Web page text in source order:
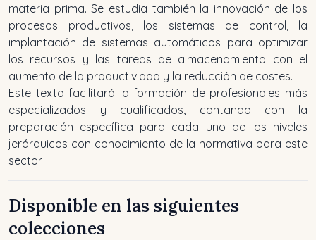
materia prima. Se estudia también la innovación de los
procesos productivos, los sistemas de control, la
implantación de sistemas automáticos para optimizar
los recursos y las tareas de almacenamiento con el
aumento de la productividad y la reducción de costes.
Este texto facilitará la formación de profesionales más
especializados y cualificados, contando con la
preparación específica para cada uno de los niveles
jerárquicos con conocimiento de la normativa para este
sector.
Disponible en las siguientes
colecciones